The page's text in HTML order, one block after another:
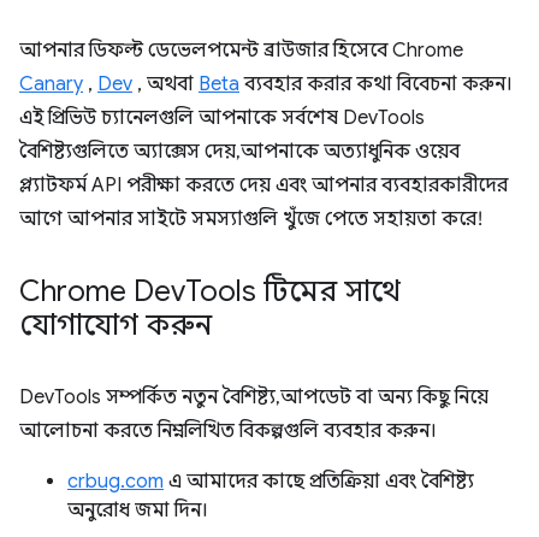
আপনার ডিফল্ট ডেভেলপমেন্ট ব্রাউজার হিসেবে Chrome
Canary , Dev , অথবা Beta ব্যবহার করার কথা বিবেচনা করুন।
এই প্রিভিউ চ্যানেলগুলি আপনাকে সর্বশেষ DevTools
বৈশিষ্ট্যগুলিতে অ্যাক্সেস দেয়, আপনাকে অত্যাধুনিক ওয়েব
প্ল্যাটফর্ম API পরীক্ষা করতে দেয় এবং আপনার ব্যবহারকারীদের
আগে আপনার সাইটে সমস্যাগুলি খুঁজে পেতে সহায়তা করে!
Chrome DevTools টিমের সাথে
যোগাযোগ করুন
DevTools সম্পর্কিত নতুন বৈশিষ্ট্য, আপডেট বা অন্য কিছু নিয়ে
আলোচনা করতে নিম্নলিখিত বিকল্পগুলি ব্যবহার করুন।
crbug.com এ আমাদের কাছে প্রতিক্রিয়া এবং বৈশিষ্ট্য
অনুরোধ জমা দিন।